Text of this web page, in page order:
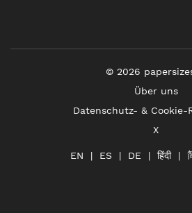
© 2026
Über uns
Datenschutz- & Cookie-
X
EN ES DE हिंदी